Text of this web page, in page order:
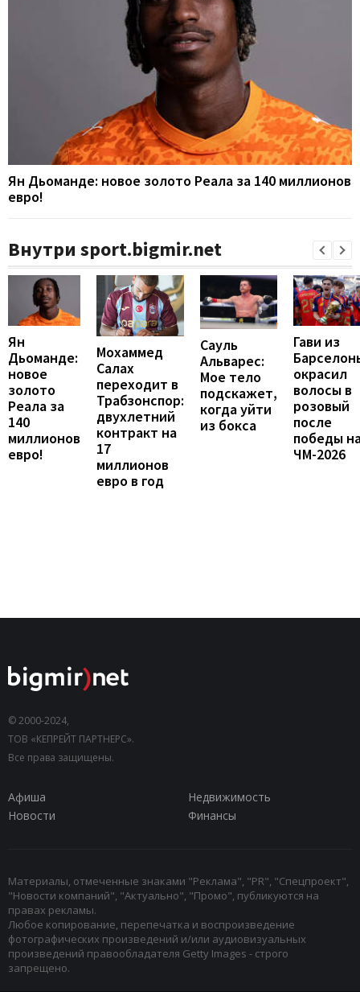
Ян Дьоманде: новое золото Реала за 140 миллионов
евро!
Внутри sport.bigmir.net
Ян
Дьоманде:
новое
золото
Реала за
140
миллионов
евро!
Мохаммед
Салах
переходит в
Трабзонспор:
двухлетний
контракт на
17
миллионов
евро в год
Сауль
Альварес:
Мое тело
подскажет,
когда уйти
из бокса
Гави из
окрасил
волосы в
розовый
после
победы
ЧМ-2026
© 2000-2024,
ТОВ «КЕПРЕЙТ ПАРТНЕРС».
Все права защищены.
Афиша
Недвижимость
Новости
Финансы
Материалы, отмеченные знаками "Реклама", "PR", "Спецпроект",
"Новости компаний", "Актуально", "Промо", публикуются на
правах рекламы.
Любое копирование, перепечатка и воспроизведение
фотографических произведений и/или аудиовизуальных
произведений правообладателя Getty Images - строго
запрещено.